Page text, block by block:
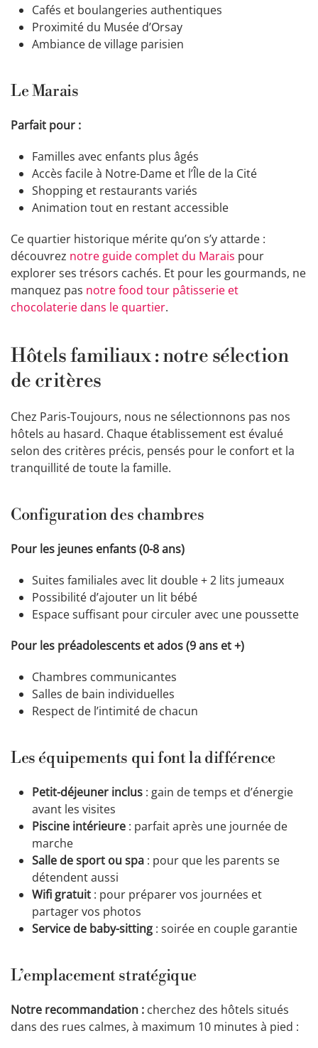
Cafés et boulangeries authentiques
Proximité du Musée d’Orsay
Ambiance de village parisien
Le Marais
Parfait pour :
Familles avec enfants plus âgés
Accès facile à Notre-Dame et l’Île de la Cité
Shopping et restaurants variés
Animation tout en restant accessible
Ce quartier historique mérite qu’on s’y attarde :
découvrez notre guide complet du Marais pour
explorer ses trésors cachés. Et pour les gourmands, ne
manquez pas notre food tour pâtisserie et
chocolaterie dans le quartier.
Hôtels familiaux : notre sélection
de critères
Chez Paris-Toujours, nous ne sélectionnons pas nos
hôtels au hasard. Chaque établissement est évalué
selon des critères précis, pensés pour le confort et la
tranquillité de toute la famille.
Configuration des chambres
Pour les jeunes enfants (0-8 ans)
Suites familiales avec lit double + 2 lits jumeaux
Possibilité d’ajouter un lit bébé
Espace suffisant pour circuler avec une poussette
Pour les préadolescents et ados (9 ans et +)
Chambres communicantes
Salles de bain individuelles
Respect de l’intimité de chacun
Les équipements qui font la différence
Petit-déjeuner inclus : gain de temps et d’énergie
avant les visites
Piscine intérieure : parfait après une journée de
marche
Salle de sport ou spa : pour que les parents se
détendent aussi
Wifi gratuit : pour préparer vos journées et
partager vos photos
Service de baby-sitting : soirée en couple garantie
L’emplacement stratégique
Notre recommandation : cherchez des hôtels situés
dans des rues calmes, à maximum 10 minutes à pied :